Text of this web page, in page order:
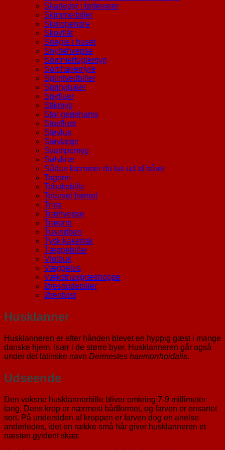
Skadedyr i fødevarer
Skimmelbiller
Skolopendre
Skovflåt
Snegle i huset
Snyltehvepse
Sommerfuglemyg
Sort havemyre
Splintvedbiller
Springhaler
Spyfluer
Stikmyg
Stor gedehams
Stuefluer
Støvlus
Støvtæge
Svampemyg
Sølvkræ
Sådan kæmmer du lus ud af håret
Tagorm
Tobaksbille
Tofarvet frømøl
Trips
Træhvepse
Træorm
Tusindben
Tysk kakerlak
Tæppebiller
Violbuk
Væggelus
Væksthusgræshoppe
Øresnudebiller
Ørentvist
Husklanner
Husklanneren er efter hånden blevet en hyppig gæst i mange
danske hjem. Især i de større byer. Husklanneren går også
under det latinske navn Dermestes haemorrhoidalis.
Udseende
Den voksne husklannerbille bliver omkring 7-9 millimeter
lang. Dens krop er nærmest bådformet, og farven er ensartet
sort. På undersiden af kroppen er farven dog en anelse
anderledes, idet en række små hår giver husklanneren et
næsten gyldent skær.